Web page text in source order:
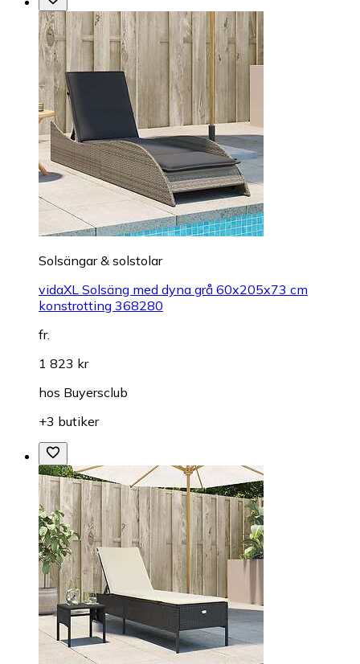
Solsängar & solstolar
vidaXL Solsäng med dyna grå 60x205x73 cm
konstrotting 368280
fr.
1 823 kr
hos Buyersclub
+3 butiker